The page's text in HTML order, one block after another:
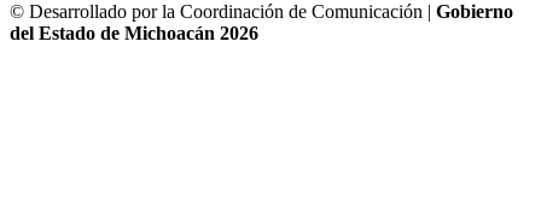
© Desarrollado por la Coordinación de Comunicación | Gobierno
del Estado de Michoacán 2026